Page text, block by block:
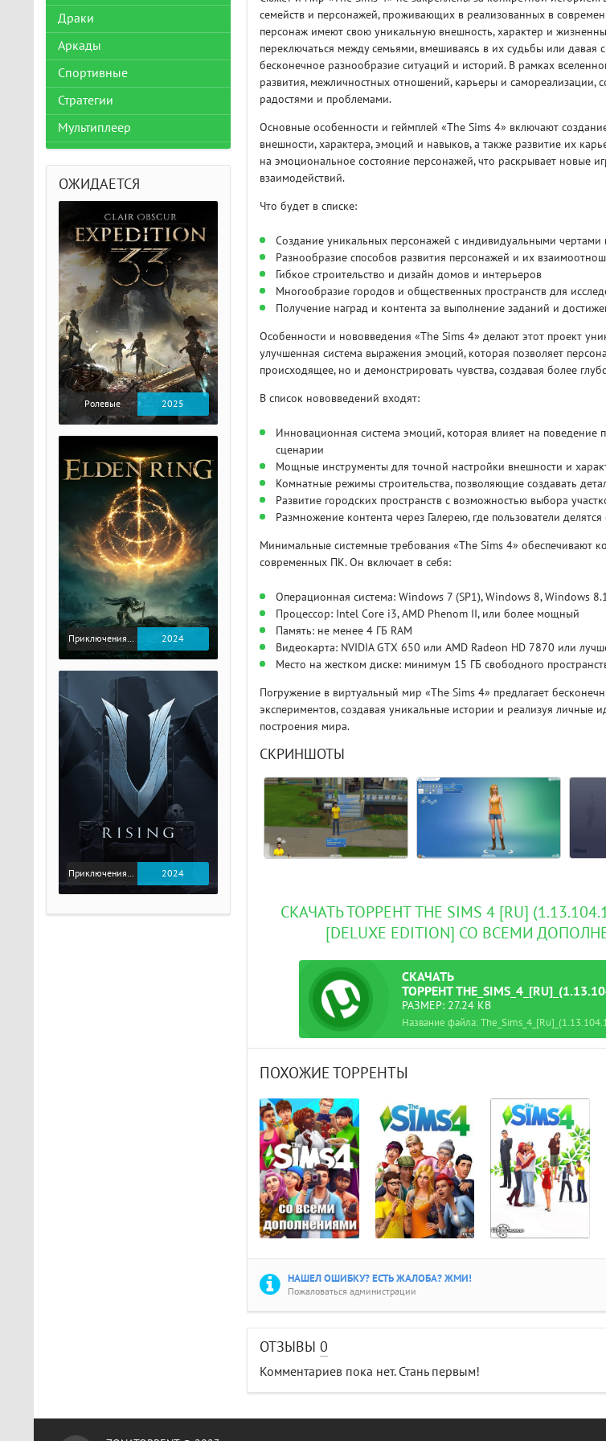
семейств и персонажей, проживающих в реализованных в
персонаж имеют свою уникальную внешность, характер и
переключаться между семьями, вмешиваясь в их судьбы или давая
бесконечное разнообразие ситуаций и историй. В рамках
развития, межличностных отношений, карьеры и самореализации,
радостями и проблемами.
Основные особенности и геймплей «The Sims 4» включают
внешности, характера, эмоций и навыков, а также развитие их
на эмоциональное состояние персонажей, что раскрывает новые
взаимодействий.
Что будет в списке:
Создание уникальных персонажей с индивидуальными
Разнообразие способов развития персонажей и их
Гибкое строительство и дизайн домов и интерьеров
Многообразие городов и общественных пространств для
Получение наград и контента за выполнение заданий и
Особенности и нововведения «The Sims 4» делают этот проект
улучшенная система выражения эмоций, которая позволяет
происходящее, но и демонстрировать чувства, создавая более
В список нововведений входят:
Инновационная система эмоций, которая влияет на поведение
сценарии
Мощные инструменты для точной настройки внешности и
Комнатные режимы строительства, позволяющие создавать
Развитие городских пространств с возможностью выбора
Размножение контента через Галерею, где пользователи
Минимальные системные требования «The Sims 4» обеспечивают
современных ПК. Он включает в себя:
Операционная система: Windows 7 (SP1), Windows 8, Windows
Процессор: Intel Core i3, AMD Phenom II, или более мощный
Память: не менее 4 ГБ RAM
Видеокарта: NVIDIA GTX 650 или AMD Radeon HD 7870 или
Место на жестком диске: минимум 15 ГБ свободного
Погружение в виртуальный мир «The Sims 4» предлагает
экспериментов, создавая уникальные истории и реализуя личные
построения мира.
СКРИНШОТЫ
СКАЧАТЬ ТОРРЕНТ THE SIMS 4 [RU]
[DELUXE EDITION] СО ВСЕМИ
СКАЧАТЬ
ТОРРЕНТ
РАЗМЕР: 27.24 KB
ПОХОЖИЕ ТОРРЕНТЫ
НАШЕЛ ОШИБКУ? ЕСТЬ ЖАЛОБА? ЖМИ!
Пожаловаться администрации
ОТЗЫВЫ 0
Комментариев пока нет. Стань первым!
Драки
Аркады
Спортивные
Стратегии
Мультиплеер
ОЖИДАЕТСЯ
Ролевые 2025
Приключения / Экшен / Ролевые 2024
Приключения / Экшен 2024
Рейтинг
3